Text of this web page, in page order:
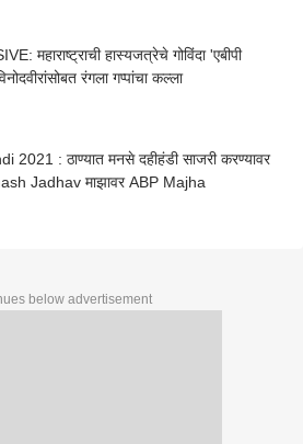
महाराष्ट्राची हास्यजत्रेचे गोविंदा 'एबीपी
रंगला गप्पांचा कल्ला
2021 : ठाण्यात मनसे दहीहंडी साजरी करण्यावर
Jadhav माझावर ABP Majha
below advertisement